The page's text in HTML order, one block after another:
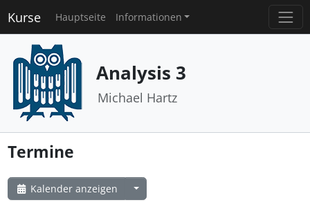
Kurse Hauptseite Informationen
Analysis 3
Michael Hartz
Termine
Kalender anzeigen